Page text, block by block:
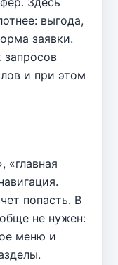
выгода,
заявки.
и при этом
«главная
попасть. В
не нужен:
меню и